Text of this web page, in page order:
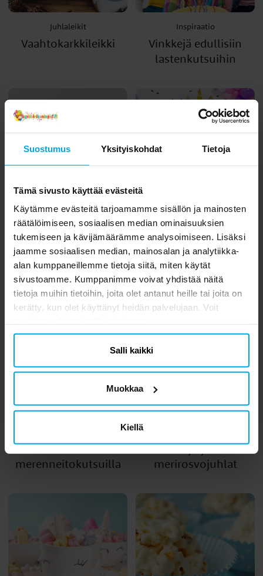
Suostumus Yksityiskohdat Tietoja
Tämä sivusto käyttää evästeitä
Käytämme evästeitä tarjoamamme sisällön ja mainosten
räätälöimiseen, sosiaalisen median ominaisuuksien
tukemiseen ja kävijämäärämme analysoimiseen. Lisäksi
jaamme sosiaalisen median, mainosalan ja analytiikka-
alan kumppaneillemme tietoja siitä, miten käytät
sivustoamme. Kumppanimme voivat yhdistää näitä
tietoja muihin tietoihin, joita olet antanut heille tai joita on
kerätty, kun olet käyttänyt heidän palvelujaan. Voit
Salli kaikki
Muokkaa
Kiellä
Juhlaleikit
Vaahtokarkkileikki
Inspiraatio
Vinkkejä edullisiin
lastenkutsuihin
Inspiraatio
Hauskoja ideoita
supersankariteemaisill
e synttäreille
Inspiraatio
Näin järjestät
taianomaiset
yksisarvisjuhlat
Yllätä ikimuistoisilla
merenneitokutsuilla
Näin järjestät
merirosvojuhlat